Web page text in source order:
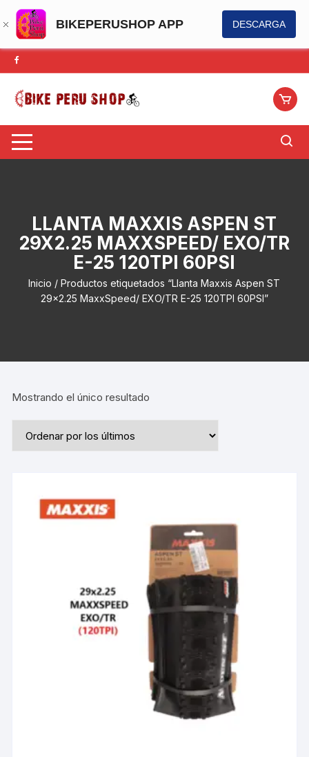
BIKEPERUSHOP APP DESCARGA
Saltar
al
contenido
LLANTA MAXXIS ASPEN ST
29X2.25 MAXXSPEED/ EXO/TR
E-25 120TPI 60PSI
Inicio / Productos etiquetados “Llanta Maxxis Aspen ST
29x2.25 MaxxSpeed/ EXO/TR E-25 120TPI 60PSI”
Mostrando el único resultado